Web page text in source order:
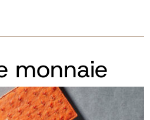
monnaie